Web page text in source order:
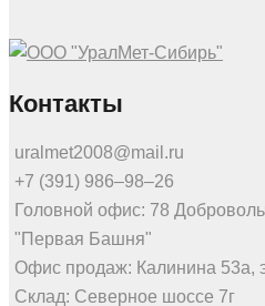
Контакты
uralmet2008@mail.ru
+7 (391) 986‒98‒26
Головной офис: 78
"Первая Башня"
Офис продаж: Калинина 53а,
Склад: Северное шоссе 7г